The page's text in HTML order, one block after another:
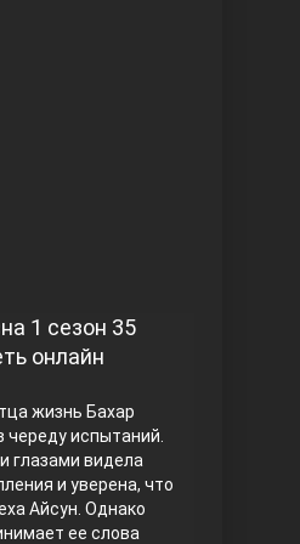
1 сезон 35
онлайн
жизнь Бахар
испытаний.
глазами видела
и уверена, что
Айсун. Однако
ее слова